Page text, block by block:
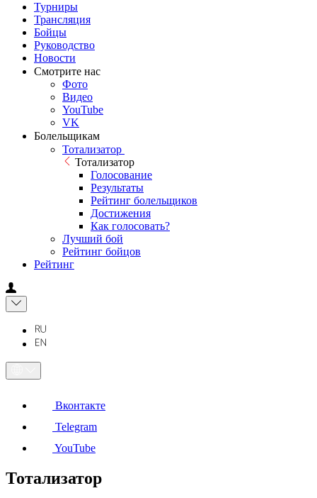
Турниры
Трансляция
Бойцы
Руководство
Новости
Смотрите нас
Фото
Видео
YouTube
VK
Болельщикам
Тотализатор
Тотализатор
Голосование
Результаты
Рейтинг болельщиков
Достижения
Как голосовать?
Лучший бой
Рейтинг бойцов
Рейтинг
Вконтакте
Telegram
YouTube
Тотализатор